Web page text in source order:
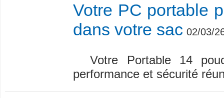
Votre PC portable
dans votre sac 02/03/
Votre Portable 14
performance et sécurité